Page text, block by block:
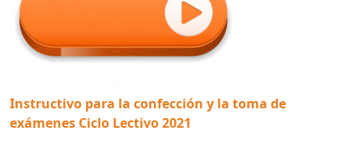
Instructivo para la confección y la toma de
exámenes Ciclo Lectivo 2021